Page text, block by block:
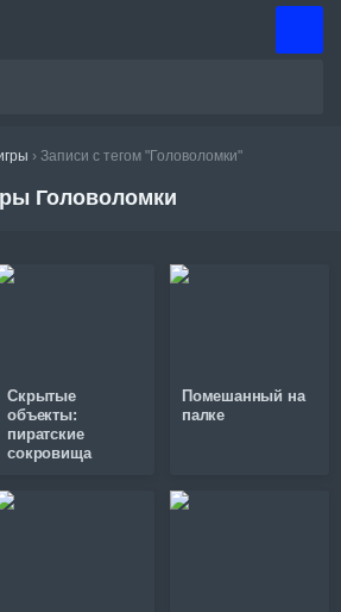
› Записи с тегом "Головоломки"
Головоломки
Скрытые
объекты:
пиратские
сокровища
Помешанный на
палке